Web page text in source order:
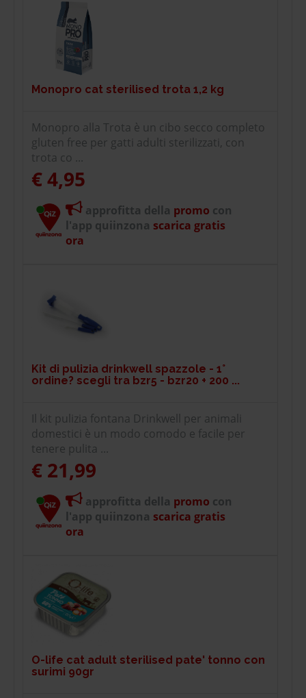
Monopro cat sterilised trota 1,2 kg
Monopro alla Trota è un cibo secco completo
gluten free per gatti adulti sterilizzati, con
trota co ...
€ 4,95
approfitta della promo con
l'app quiinzona scarica gratis
ora
Kit di pulizia drinkwell spazzole - 1°
ordine? scegli tra bzr5 - bzr20 + 200 ...
Il kit pulizia fontana Drinkwell per animali
domestici è un modo comodo e facile per
tenere pulita ...
€ 21,99
approfitta della promo con
l'app quiinzona scarica gratis
ora
O-life cat adult sterilised pate' tonno con
surimi 90gr